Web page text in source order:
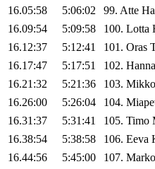
16.05:58
5:06:02 99. Atte
16.09:54
5:09:58 100. Lotta
16.12:37
5:12:41 101. Oras
16.17:47
5:17:51 102. Hanna
16.21:32
5:21:36 103. Mikko
16.26:00
5:26:04 104.
16.31:37
5:31:41 105. Timo
16.38:54
5:38:58 106. Eeva
16.44:56
5:45:00 107. Marko